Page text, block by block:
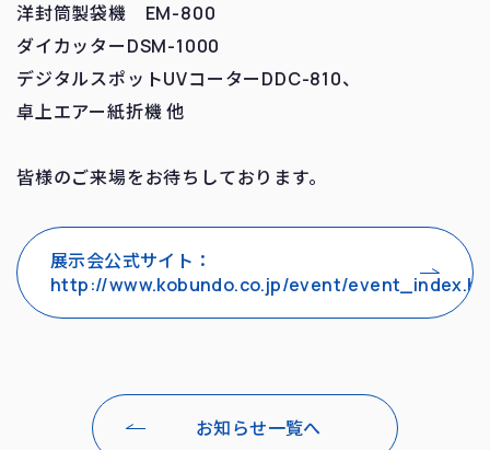
洋封筒製袋機 EM-800
ダイカッターDSM-1000
デジタルスポットUVコーターDDC-810、
卓上エアー紙折機 他
皆様のご来場をお待ちしております。
展示会公式サイト：
http://www.kobundo.co.jp/event/
お知らせ一覧へ